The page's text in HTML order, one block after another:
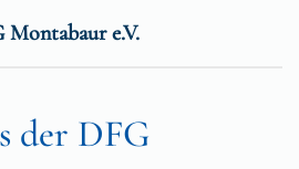
Montabaur e.V.
der DFG